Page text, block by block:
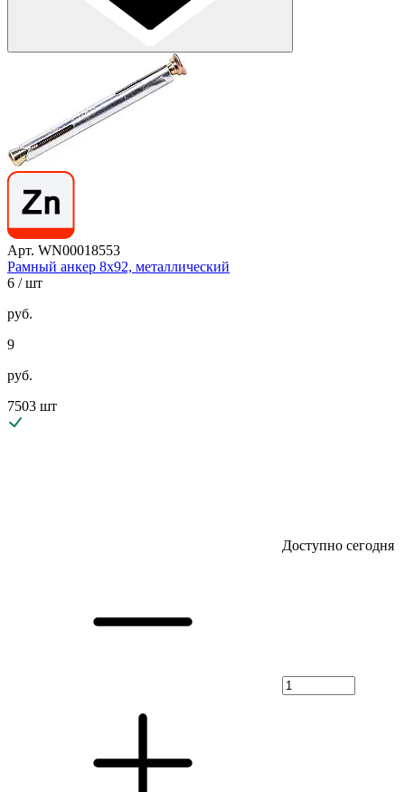
Арт. WN00018553
Рамный анкер 8х92, металлический
6 / шт
руб.
9
руб.
7503 шт
Доступно сегодня